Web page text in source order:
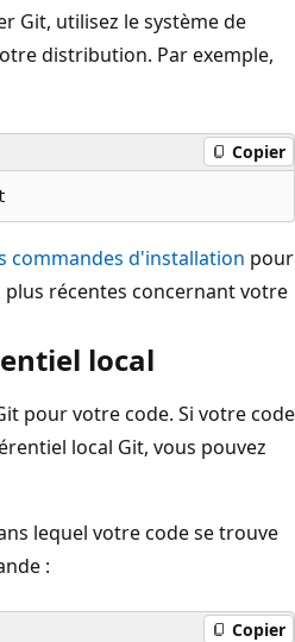
Git, utilisez le système de
distribution. Par exemple,
Copier
commandes d'installation pour
récentes concernant votre
local
pour votre code. Si votre code
local Git, vous pouvez
lequel votre code se trouve
:
Copier